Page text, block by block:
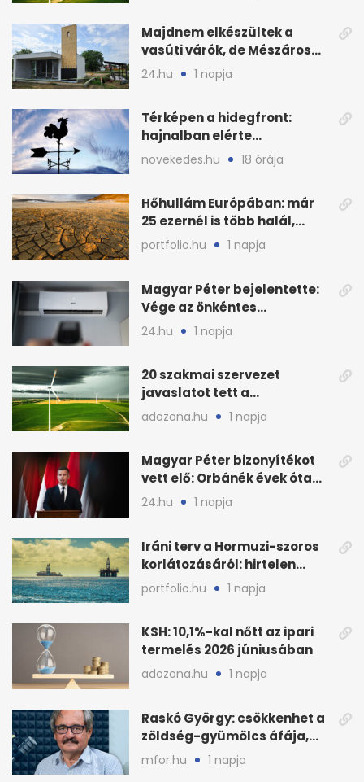
Majdnem elkészültek a
vasúti várók, de Mészáros
bizalmasa leromboltatja
24.hu 1 napja
Térképen a hidegfront:
hajnalban elérte
Magyarország határát
novekedes.hu 18 órája
Hőhullám Európában: már
25 ezernél is több halál,
folytatódhat
portfolio.hu 1 napja
Magyar Péter bejelentette:
Vége az önkéntes
fogyasztáscsökkentésnek
24.hu 1 napja
20 szakmai szervezet
javaslatot tett a
fenntartható szélenergia-
adozona.hu 1 napja
Magyar Péter bizonyítékot
vett elő: Orbánék évek óta
tudtak az energiarendszer
összeomlásáról
24.hu 1 napja
Iráni terv a Hormuzi-szoros
korlátozásáról: hirtelen
megugrott az olajár
portfolio.hu 1 napja
KSH: 10,1%-kal nőtt az ipari
termelés 2026 júniusában
adozona.hu 1 napja
Raskó György: csökkenhet a
zöldség-gyümölcs áfája,
bajban a kukorica
mfor.hu 1 napja